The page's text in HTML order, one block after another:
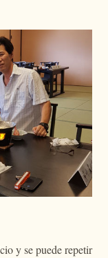
y se puede repetir